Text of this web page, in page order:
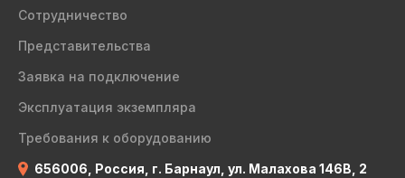
Сотрудничество
Представительства
Заявка на подключение
Эксплуатация экземпляра
Требования к оборудованию
656006, Россия, г. Барнаул, ул. Малахова 146В, 2